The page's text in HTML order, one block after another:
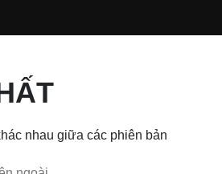
nhau giữa các phiên bản